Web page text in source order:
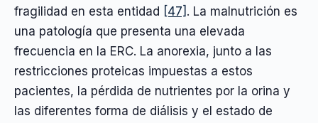
fragilidad en esta entidad [47] . La malnutrición es
una patología que presenta una elevada
frecuencia en la ERC. La anorexia, junto a las
restricciones proteicas impuestas a estos
pacientes, la pérdida de nutrientes por la orina y
las diferentes forma de diálisis y el estado de